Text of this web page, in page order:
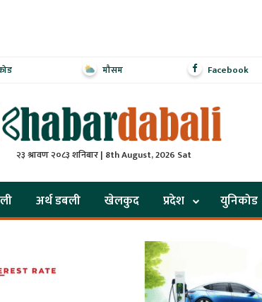
मौसम Facebook
२३ श्रावण २०८३ शनिबार | 8th August, 2026 Sat
अर्थ डबली खेलकुद प्रदेश युनिकोड